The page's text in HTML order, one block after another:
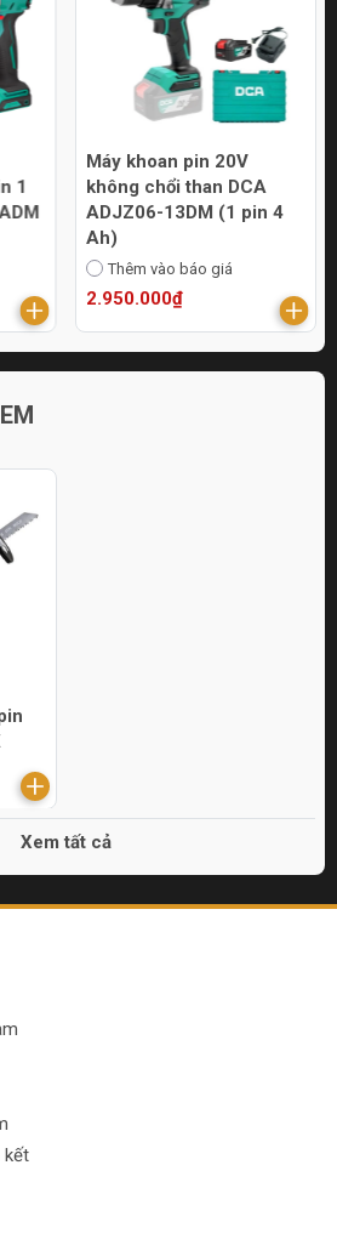
1
Máy khoan pin 20V
không chổi than DCA
ADJZ06-13DM (1 pin 4
Ah)
Thêm vào báo giá
2.950.000₫
Xem tất cả
kết